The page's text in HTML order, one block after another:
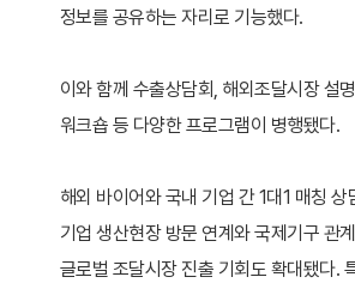
정보를 공유하는 자리로 기능했다.
이와 함께 수출상담회, 해외조달시장 설
워크숍 등 다양한 프로그램이 병행됐다.
해외 바이어와 국내 기업 간 1대1 매칭
기업 생산현장 방문 연계와 국제기구 관
글로벌 조달시장 진출 기회도 확대됐다.